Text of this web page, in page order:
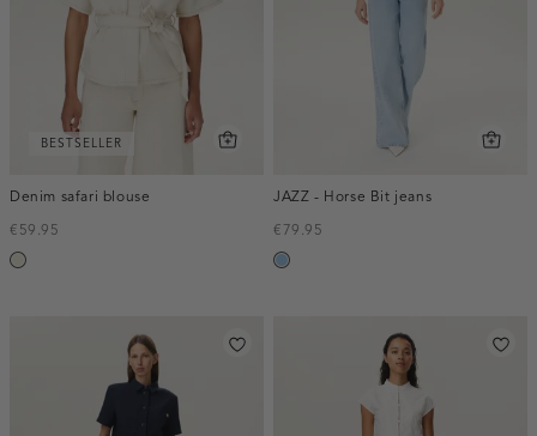
BESTSELLER
Denim safari blouse
€59.95
ecru
JAZZ - Horse Bit jeans
€79.95
blauw,